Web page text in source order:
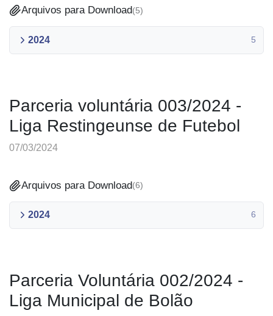
Arquivos para Download(5)
2024 5
Parceria voluntária 003/2024 -
Liga Restingeunse de Futebol
07/03/2024
Arquivos para Download(6)
2024 6
Parceria Voluntária 002/2024 -
Liga Municipal de Bolão